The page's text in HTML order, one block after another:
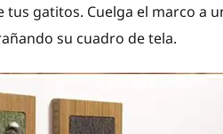
gatitos. Cuelga el marco a
su cuadro de tela.